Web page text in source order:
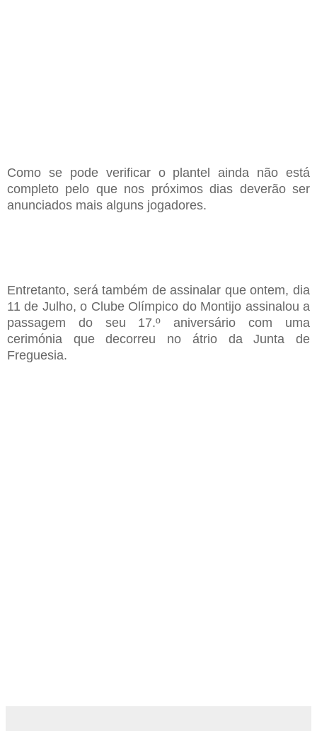
Como se pode verificar o plantel ainda não está
completo pelo que nos próximos dias deverão ser
anunciados mais alguns jogadores.
Entretanto, será também de assinalar que ontem, dia
11 de Julho, o Clube Olímpico do Montijo assinalou a
passagem do seu 17.º aniversário com uma
cerimónia que decorreu no átrio da Junta de
Freguesia.